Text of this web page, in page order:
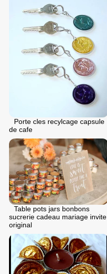
Porte cles recylcage capsule
de cafe
Table pots jars bonbons
sucrerie cadeau mariage invite
original